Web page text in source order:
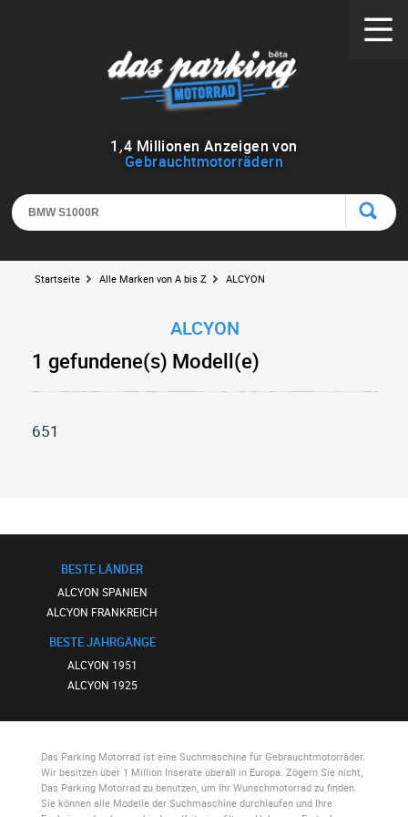
1 ,4 Millionen Anzeigen von
Gebrauchtmotorrädern
Startseite Alle Marken von A bis Z ALCYON
ALCYON
1 gefundene(s) Modell(e)
651
BESTE LÄNDER
ALCYON SPANIEN
ALCYON FRANKREICH
BESTE JAHRGÄNGE
ALCYON 1951
ALCYON 1925
Das Parking Motorradist eine Suchmaschine für Gebrauchtmotorräder.
Wir besitzen über 1 Million Inserate überall in Europa. Zögern Sie nicht,
Das Parking Motorradzu benutzen, um Ihr Wunschmotorrad zu finden.
Sie können alle Modelle der Suchmaschine durchlaufen und Ihre